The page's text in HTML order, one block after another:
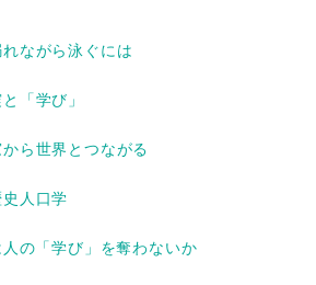
ながら泳ぐには
「学び」
ら世界とつながる
人口学
の「学び」を奪わないか